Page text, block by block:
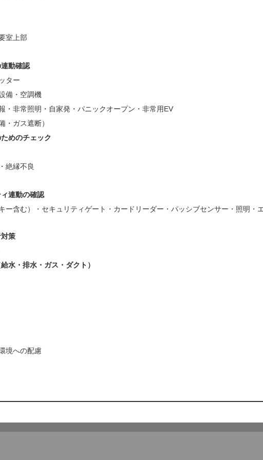
室上部
動確認
ター
備・空調機
・非常照明・自家発・パニックオープン・非常用EV
・ガス遮断）
めのチェック
絶縁不良
連動の確認
ー含む）・セキュリティゲート・カードリーダー・パッシブセンサー・照明・
策
水・排水・ガス・ダクト）
境への配慮